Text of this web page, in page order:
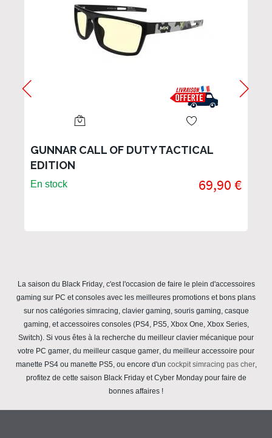
GUNNAR CALL OF DUTY TACTICAL
EDITION
En stock 69,90 €
La saison du Black Friday, c'est l'occasion de faire le plein d'accessoires
gaming sur PC etconsoles avec les meilleures promotions et bons plans
sur nos catégories simracing, clavier gaming, souris gaming, casque
gaming, etaccessoires consoles(PS4, PS5, Xbox One, Xbox Series,
Switch). Si vous êtes à la recherche du meilleur clavier mécanique pour
votre PC gamer, du meilleur casque gamer, du meilleur accessoire pour
manette PS4ou manette PS5, ou encore d'un cockpit simracing pas cher,
profitez de cette saison Black FridayetCyber Mondaypour faire de
bonnes affaires !